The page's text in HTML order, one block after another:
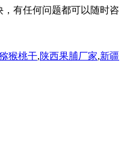
有任何问题都可以随时咨
猴桃干,陕西果脯厂家,新疆